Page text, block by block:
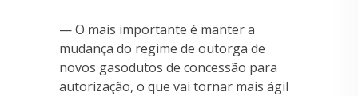
— O mais importante é manter a
mudança do regime de outorga de
novos gasodutos de concessão para
autorização, o que vai tornar mais ágil